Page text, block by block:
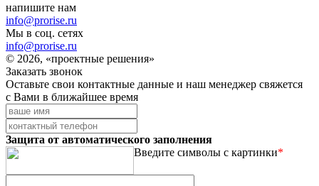
напишите нам
info@prorise.ru
Мы в соц. сетях
info@prorise.ru
© 2026, «проектные решения»
Заказать звонок
Оставьте свои контактные данные и наш менеджер свяжется
с Вами в ближайшее время
Защита от автоматического заполнения
Введите символы с картинки*